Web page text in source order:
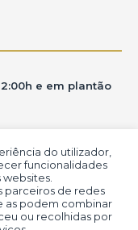
do utilizador,
funcionalidades
parceiros de redes
as podem combinar
ou recolhidas por
e em plantão
- MG